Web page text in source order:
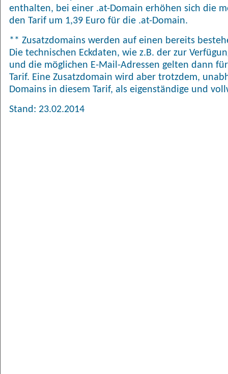
enthalten, bei einer .at-Domain erhöhen sich die
den Tarif um 1,39 Euro für die .at-Domain.
** Zusatzdomains werden auf einen bereits
Die technischen Eckdaten, wie z.B. der zur
und die möglichen E-Mail-Adressen gelten dann
Tarif. Eine Zusatzdomain wird aber trotzdem,
Domains in diesem Tarif, als eigenständige und
Stand: 23.02.2014